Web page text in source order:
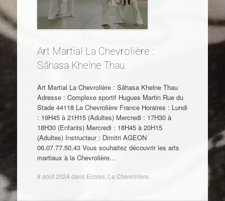
Art Martial La Chevrolière :
Sâhasa Khelne Thau
Art Martial La Chevrolière : Sâhasa Khelne Thau
Adresse : Complexe sportif Hugues Martin Rue du
Stade 44118 La Chevrolière France Horaires : Lundi
: 19H45 à 21H15 (Adultes) Mercredi : 17H30 à
18H30 (Enfants) Mercredi : 18H45 à 20H15
(Adultes) Instructeur : Dimitri AGEON
06.07.77.50.43 Vous souhaitez découvrir les arts
martiaux à la Chevrolière…
8 août 2024 dans Ecoles, La Chevrolière